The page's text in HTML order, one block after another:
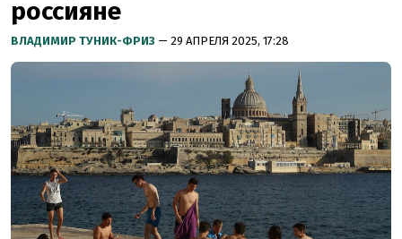
россияне
ВЛАДИМИР ТУНИК-ФРИЗ — 29 АПРЕЛЯ 2025, 17:28